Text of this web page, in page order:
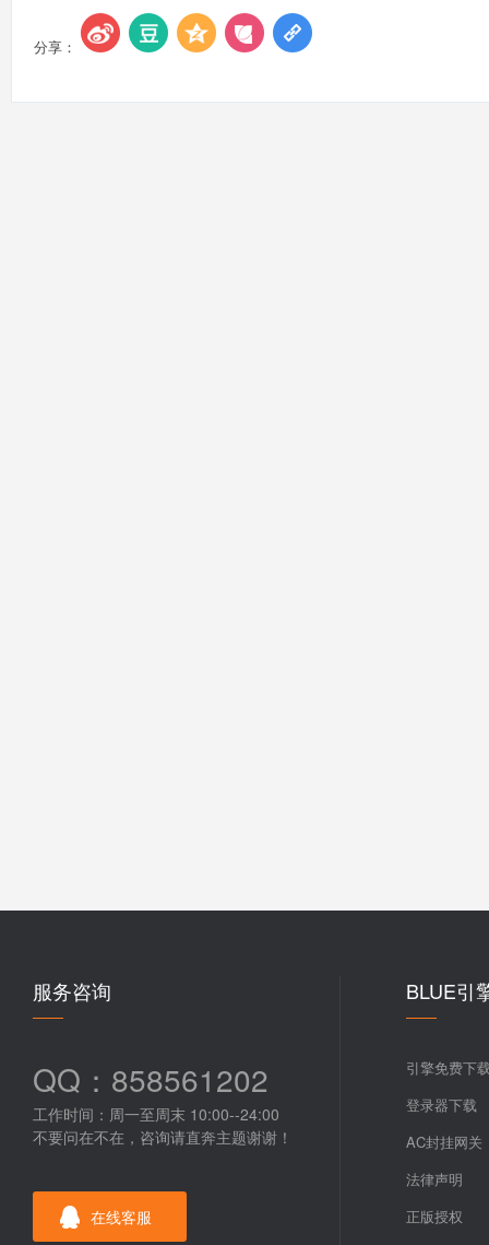
分享：
服务咨询
QQ：858561202
工作时间：周一至周末 10:00--24:00
不要问在不在，咨询请直奔主题谢谢！
在线客服
BLUE引
引擎免费下
登录器下载
AC封挂网关
法律声明
正版授权